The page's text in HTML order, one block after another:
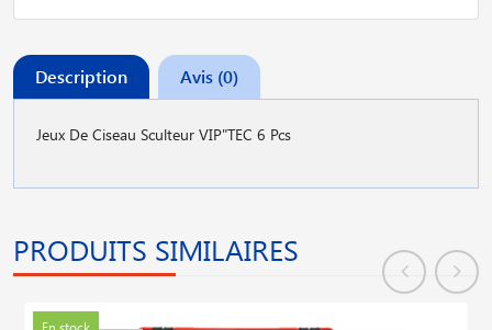
Description Avis (0)
Jeux De Ciseau Sculteur VIP"TEC 6 Pcs
PRODUITS SIMILAIRES
En stock